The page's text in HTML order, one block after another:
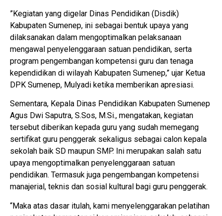
”Kegiatan yang digelar Dinas Pendidikan (Disdik)
Kabupaten Sumenep, ini sebagai bentuk upaya yang
dilaksanakan dalam mengoptimalkan pelaksanaan
mengawal penyelenggaraan satuan pendidikan, serta
program pengembangan kompetensi guru dan tenaga
kependidikan di wilayah Kabupaten Sumenep,” ujar Ketua
DPK Sumenep, Mulyadi ketika memberikan apresiasi.
Sementara, Kepala Dinas Pendidikan Kabupaten Sumenep
Agus Dwi Saputra, S.Sos, M.Si., mengatakan, kegiatan
tersebut diberikan kepada guru yang sudah memegang
sertifikat guru penggerak sekaligus sebagai calon kepala
sekolah baik SD maupun SMP. Ini merupakan salah satu
upaya mengoptimalkan penyelenggaraan satuan
pendidikan. Termasuk juga pengembangan kompetensi
manajerial, teknis dan sosial kultural bagi guru penggerak.
“Maka atas dasar itulah, kami menyelenggarakan pelatihan